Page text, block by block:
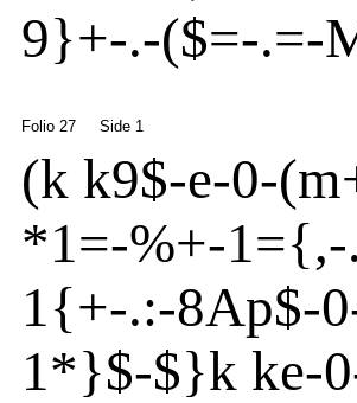
9}+-.-($=-.=-
Folio 27 Side 1
(k k9$-e-0-(m
*1=-%+-1={,-.
1{+-.:-8Ap$-0
1*}$-$}k ke-0